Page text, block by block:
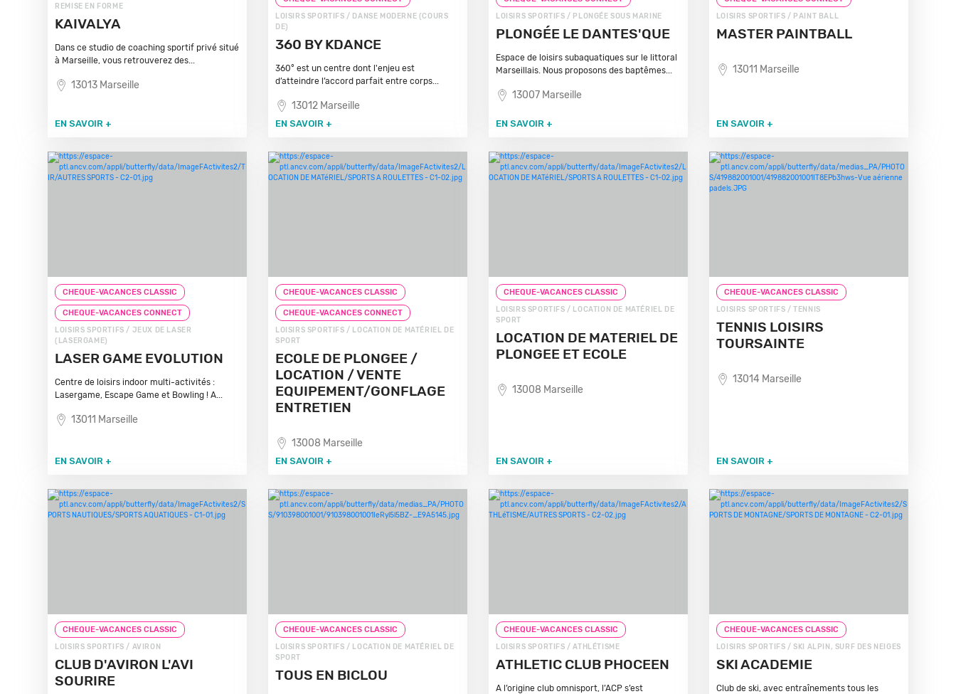
REMISE EN FORME
KAIVALYA
Dans ce studio de coaching sportif privé situé
à Marseille, vous retrouverez des...
13013 Marseille
EN SAVOIR +
LOISIRS SPORTIFS / DANSE MODERNE (COURS
DE)
360 BY KDANCE
360° est un centre dont l'enjeu est
d’atteindre l’accord parfait entre corps...
13012 Marseille
EN SAVOIR +
LOISIRS SPORTIFS / PLONGÉE SOUS MARINE
PLONGÉE LE DANTES'QUE
Espace de loisirs subaquatiques sur le littoral
Marseillais. Nous proposons des baptêmes...
13007 Marseille
EN SAVOIR +
LOISIRS SPORTIFS / PAINT BALL
MASTER PAINTBALL
13011 Marseille
EN SAVOIR +
CHEQUE-VACANCES CLASSIC
CHEQUE-VACANCES CONNECT
LOISIRS SPORTIFS / JEUX DE LASER
(LASERGAME)
LASER GAME EVOLUTION
Centre de loisirs indoor multi-activités :
Lasergame, Escape Game et Bowling ! A...
13011 Marseille
EN SAVOIR +
CHEQUE-VACANCES CLASSIC
CHEQUE-VACANCES CONNECT
LOISIRS SPORTIFS / LOCATION DE MATÉRIEL DE
SPORT
ECOLE DE PLONGEE /
LOCATION / VENTE
EQUIPEMENT/GONFLAGE
ENTRETIEN
13008 Marseille
EN SAVOIR +
CHEQUE-VACANCES CLASSIC
LOISIRS SPORTIFS / LOCATION DE MATÉRIEL DE
SPORT
LOCATION DE MATERIEL DE
PLONGEE ET ECOLE
13008 Marseille
EN SAVOIR +
CHEQUE-VACANCES CLASSIC
LOISIRS SPORTIFS / TENNIS
TENNIS LOISIRS
TOURSAINTE
13014 Marseille
EN SAVOIR +
CHEQUE-VACANCES CLASSIC
LOISIRS SPORTIFS / AVIRON
CLUB D'AVIRON L'AVI
SOURIRE
CHEQUE-VACANCES CLASSIC
LOISIRS SPORTIFS / LOCATION DE MATÉRIEL DE
SPORT
TOUS EN BICLOU
CHEQUE-VACANCES CLASSIC
LOISIRS SPORTIFS / ATHLÉTISME
ATHLETIC CLUB PHOCEEN
A l’origine club omnisport, l’ACP s’est
CHEQUE-VACANCES CLASSIC
LOISIRS SPORTIFS / SKI ALPIN, SURF DES NEIGES
SKI ACADEMIE
Club de ski, avec entraînements tous les